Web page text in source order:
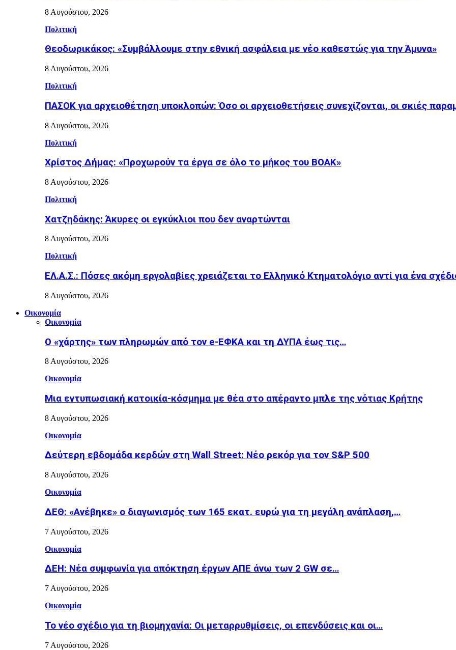
8 Αυγούστου, 2026
Πολιτική
Θεοδωρικάκος: «Συμβάλλουμε στην εθνική ασφάλεια με νέο καθεστώς για την Άμυνα»
8 Αυγούστου, 2026
Πολιτική
ΠΑΣΟΚ για αρχειοθέτηση υποκλοπών: Όσο οι αρχειοθετήσεις συνεχίζονται, οι σκιές
8 Αυγούστου, 2026
Πολιτική
Χρίστος Δήμας: «Προχωρούν τα έργα σε όλο το μήκος του ΒΟΑΚ»
8 Αυγούστου, 2026
Πολιτική
Χατζηδάκης: Άκυρες οι εγκύκλιοι που δεν αναρτώνται
8 Αυγούστου, 2026
Πολιτική
ΕΛ.Α.Σ.: Πόσες ακόμη εργολαβίες χρειάζεται το Ελληνικό Κτηματολόγιο αντί για ένα
8 Αυγούστου, 2026
Οικονομία
Οικονομία
Ο «χάρτης» των πληρωμών από τον e-ΕΦΚΑ και τη ΔΥΠΑ έως τις…
8 Αυγούστου, 2026
Οικονομία
Μια εντυπωσιακή κατοικία-κόσμημα με θέα στο απέραντο μπλε της νότιας Κρήτης
8 Αυγούστου, 2026
Οικονομία
Δεύτερη εβδομάδα κερδών στη Wall Street: Νέο ρεκόρ για τον S&P 500
8 Αυγούστου, 2026
Οικονομία
ΔΕΘ: «Ανέβηκε» ο διαγωνισμός των 165 εκατ. ευρώ για τη μεγάλη ανάπλαση,…
7 Αυγούστου, 2026
Οικονομία
ΔΕΗ: Νέα συμφωνία για απόκτηση έργων ΑΠΕ άνω των 2 GW σε…
7 Αυγούστου, 2026
Οικονομία
Το νέο σχέδιο για τη βιομηχανία: Οι μεταρρυθμίσεις, οι επενδύσεις και οι…
7 Αυγούστου, 2026